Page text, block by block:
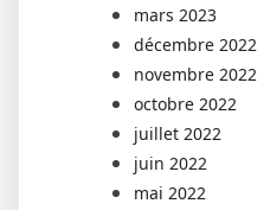
mars 2023
décembre 2022
novembre 2022
octobre 2022
juillet 2022
juin 2022
mai 2022